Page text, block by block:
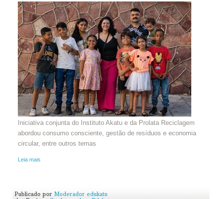
Iniciativa conjunta do Instituto Akatu e da Prolata Reciclagem
abordou consumo consciente, gestão de resíduos e economia
circular, entre outros temas
Leia mais
Publicado por Moderador edukatu